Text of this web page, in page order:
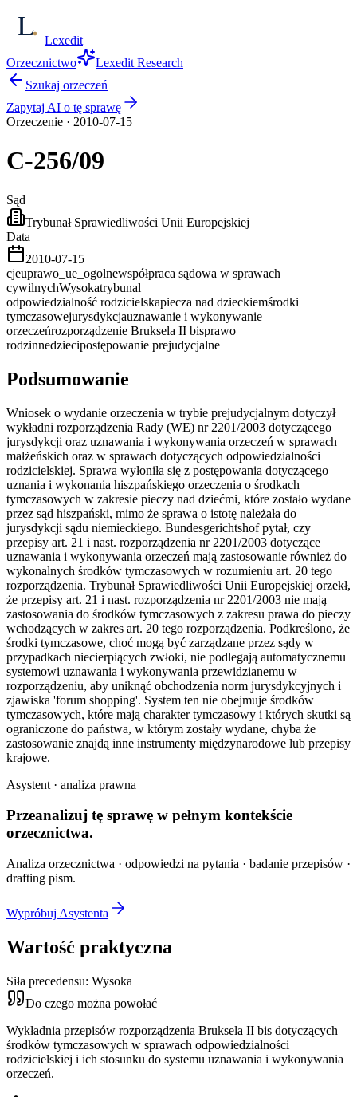
Lexedit
Orzecznictwo
Lexedit Research
Szukaj orzeczeń
Zapytaj AI o tę sprawę
Orzeczenie · 2010-07-15
C-256/09
Sąd
Trybunał Sprawiedliwości Unii Europejskiej
Data
2010-07-15
cjeuprawo_ue_ogolnewspółpraca sądowa w sprawach
cywilnychWysokatrybunal
odpowiedzialność rodzicielskapiecza nad dzieckiemśrodki
tymczasowejurysdykcjauznawanie i wykonywanie
orzeczeńrozporządzenie Bruksela II bisprawo
rodzinnedziecipostępowanie prejudycjalne
Podsumowanie
Wniosek o wydanie orzeczenia w trybie prejudycjalnym dotyczył
wykładni rozporządzenia Rady (WE) nr 2201/2003 dotyczącego
jurysdykcji oraz uznawania i wykonywania orzeczeń w sprawach
małżeńskich oraz w sprawach dotyczących odpowiedzialności
rodzicielskiej. Sprawa wyłoniła się z postępowania dotyczącego
uznania i wykonania hiszpańskiego orzeczenia o środkach
tymczasowych w zakresie pieczy nad dziećmi, które zostało wydane
przez sąd hiszpański, mimo że sprawa o istotę należała do
jurysdykcji sądu niemieckiego. Bundesgerichtshof pytał, czy
przepisy art. 21 i nast. rozporządzenia nr 2201/2003 dotyczące
uznawania i wykonywania orzeczeń mają zastosowanie również do
wykonalnych środków tymczasowych w rozumieniu art. 20 tego
rozporządzenia. Trybunał Sprawiedliwości Unii Europejskiej orzekł,
że przepisy art. 21 i nast. rozporządzenia nr 2201/2003 nie mają
zastosowania do środków tymczasowych z zakresu prawa do pieczy
wchodzących w zakres art. 20 tego rozporządzenia. Podkreślono, że
środki tymczasowe, choć mogą być zarządzane przez sądy w
przypadkach niecierpiących zwłoki, nie podlegają automatycznemu
systemowi uznawania i wykonywania przewidzianemu w
rozporządzeniu, aby uniknąć obchodzenia norm jurysdykcyjnych i
zjawiska 'forum shopping'. System ten nie obejmuje środków
tymczasowych, które mają charakter tymczasowy i których skutki są
ograniczone do państwa, w którym zostały wydane, chyba że
zastosowanie znajdą inne instrumenty międzynarodowe lub przepisy
krajowe.
Asystent · analiza prawna
Przeanalizuj tę sprawę w pełnym kontekście
orzecznictwa.
Analiza orzecznictwa · odpowiedzi na pytania · badanie przepisów ·
drafting pism.
Wypróbuj Asystenta
Wartość praktyczna
Siła precedensu: Wysoka
Do czego można powołać
Wykładnia przepisów rozporządzenia Bruksela II bis dotyczących
środków tymczasowych w sprawach odpowiedzialności
rodzicielskiej i ich stosunku do systemu uznawania i wykonywania
orzeczeń.